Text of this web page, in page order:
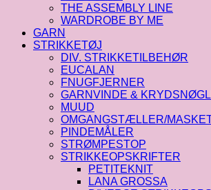
THE ASSEMBLY LINE
WARDROBE BY ME
GARN
STRIKKETØJ
DIV. STRIKKETILBEHØR
EUCALAN
FNUGFJERNER
GARNVINDE &
MUUD
OMGANGSTÆLLER/
PINDEMÅLER
STRØMPESTOP
STRIKKEOPSKRIFTER
PETITEKNIT
LANA GROSSA